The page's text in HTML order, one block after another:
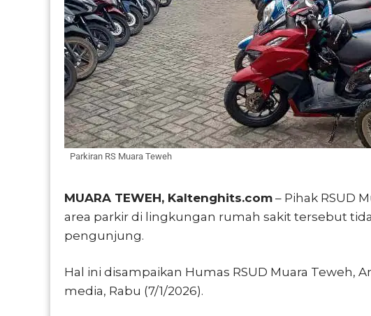
Parkiran RS Muara Teweh
MUARA TEWEH, Kaltenghits.com – Pihak RSUD
area parkir di lingkungan rumah sakit tersebut
pengunjung.
Hal ini disampaikan Humas RSUD Muara Teweh,
media, Rabu (7/1/2026).